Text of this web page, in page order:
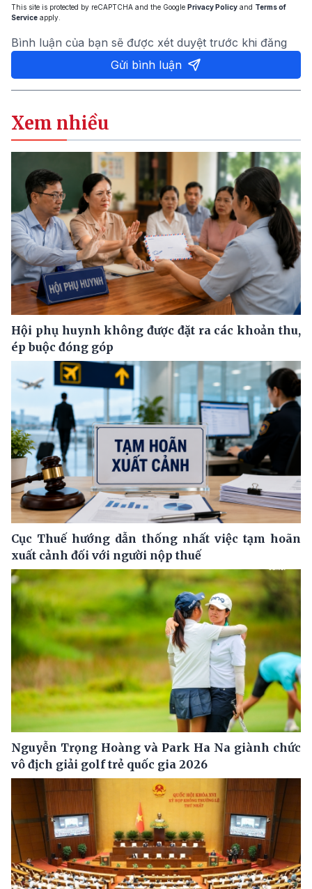
This site is protected by reCAPTCHA and the Google Privacy Policy and Terms of
Service apply.
Bình luận của bạn sẽ được xét duyệt trước khi đăng
Gửi bình luận
Xem nhiều
Hội phụ huynh không được đặt ra các khoản thu,
ép buộc đóng góp
Cục Thuế hướng dẫn thống nhất việc tạm hoãn
xuất cảnh đối với người nộp thuế
Nguyễn Trọng Hoàng và Park Ha Na giành chức
vô địch giải golf trẻ quốc gia 2026